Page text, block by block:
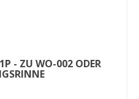
- ZU WO-002 ODER